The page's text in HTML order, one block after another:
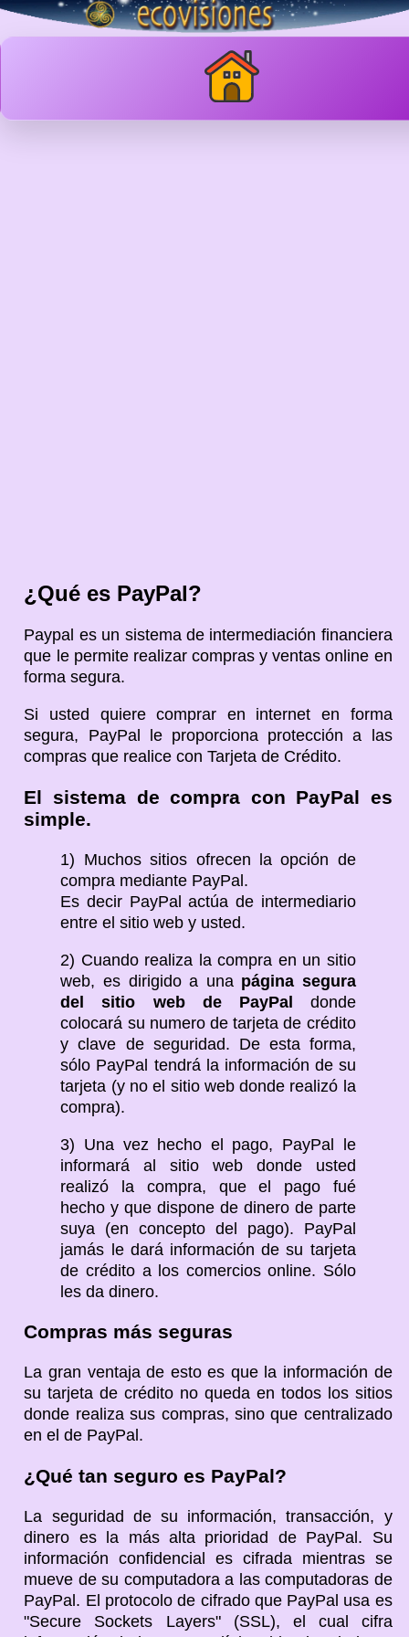
¿Qué es PayPal?
Paypal es un sistema de intermediación financiera
que le permite realizar compras y ventas online en
forma segura.
Si usted quiere comprar en internet en forma
segura, PayPal le proporciona protección a las
compras que realice con Tarjeta de Crédito.
El sistema de compra con PayPal es
simple.
1) Muchos sitios ofrecen la opción de
compra mediante PayPal.
Es decir PayPal actúa de intermediario
entre el sitio web y usted.
2) Cuando realiza la compra en un sitio
web, es dirigido a una página segura
del sitio web de PayPal donde
colocará su numero de tarjeta de crédito
y clave de seguridad. De esta forma,
sólo PayPal tendrá la información de su
tarjeta (y no el sitio web donde realizó la
compra).
3) Una vez hecho el pago, PayPal le
informará al sitio web donde usted
realizó la compra, que el pago fué
hecho y que dispone de dinero de parte
suya (en concepto del pago). PayPal
jamás le dará información de su tarjeta
de crédito a los comercios online. Sólo
les da dinero.
Compras más seguras
La gran ventaja de esto es que la información de
su tarjeta de crédito no queda en todos los sitios
donde realiza sus compras, sino que centralizado
en el de PayPal.
¿Qué tan seguro es PayPal?
La seguridad de su información, transacción, y
dinero es la más alta prioridad de PayPal. Su
información confidencial es cifrada mientras se
mueve de su computadora a las computadoras de
PayPal. El protocolo de cifrado que PayPal usa es
"Secure Sockets Layers" (SSL), el cual cifra